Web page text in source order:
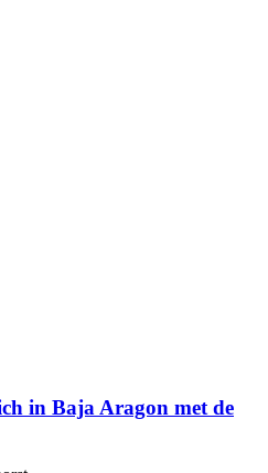
in Baja Aragon met de